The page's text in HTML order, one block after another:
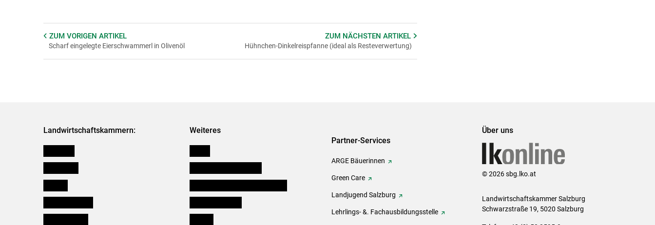
ZUM VORIGEN ARTIKEL
Scharf eingelegte Eierschwammerl in Olivenöl
ZUM NÄCHSTENARTIKEL
Hühnchen-Dinkelreispfanne (ideal als Resteverwertung)
Landwirtschaftskammern: Weiteres
Partner-Services
ARGE Bäuerinnen
Green Care
Landjugend Salzburg
Lehrlings- &. Fachausbildungsstelle
Über uns
© 2026 sbg.lko.at
Landwirtschaftskammer Salzburg
Schwarzstraße 19, 5020 Salzburg